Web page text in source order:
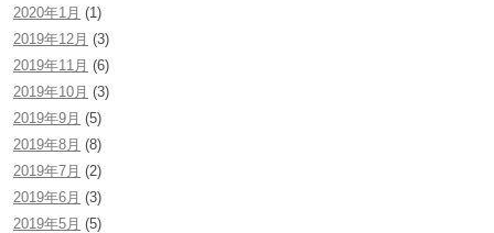
2020年1月 (1)
2019年12月 (3)
2019年11月 (6)
2019年10月 (3)
2019年9月 (5)
2019年8月 (8)
2019年7月 (2)
2019年6月 (3)
2019年5月 (5)